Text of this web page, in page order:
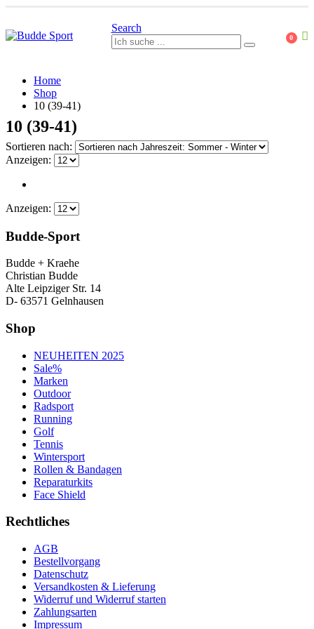
Search
0
Home
Shop
10 (39-41)
10 (39-41)
Sortieren nach:
Anzeigen:
Anzeigen:
Budde-Sport
Budde + Kraehe
Christian Budde
Alte Leipziger Str. 14
D- 63571 Gelnhausen
Shop
NEUHEITEN 2025
Sale%
Marken
Outdoor
Radsport
Running
Golf
Tennis
Wintersport
Rollen & Bandagen
Reparaturkits
Face Shield
Rechtliches
AGB
Bestellvorgang
Datenschutz
Versandkosten & Lieferung
Widerruf und Widerruf starten
Zahlungsarten
Impressum